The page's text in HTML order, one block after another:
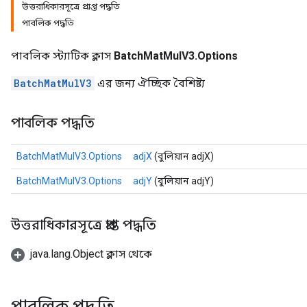
উত্তরাধিকারসূত্রে প্রাপ্ত পদ্ধতি
পাবলিক পদ্ধতি
পাবলিক স্ট্যাটিক ক্লাস BatchMatMulV3.Options
BatchMatMulV3 এর জন্য ঐচ্ছিক বৈশিষ্ট্য
পাবলিক পদ্ধতি
BatchMatMulV3.Options adjX (বুলিয়ান adjX)
BatchMatMulV3.Options adjY(বুলিয়ান adjY)
উত্তরাধিকারসূত্রে প্রাপ্ত পদ্ধতি
java.lang.Object ক্লাস থেকে